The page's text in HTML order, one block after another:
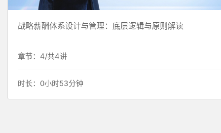
战略薪酬体系设计与管理：底层逻辑与原则解读
章节：4/共4讲
时长：0小时53分钟